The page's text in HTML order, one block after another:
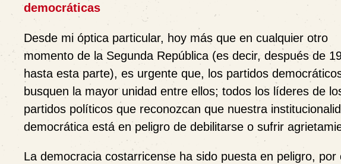
democráticas
Desde mi óptica particular, hoy más que en cualquier otro
momento de la Segunda República (es decir, después de
hasta esta parte), es urgente que, los partidos
busquen la mayor unidad entre ellos; todos los líderes de
partidos políticos que reconozcan que nuestra
democrática está en peligro de debilitarse o sufrir
La democracia costarricense ha sido puesta en peligro,